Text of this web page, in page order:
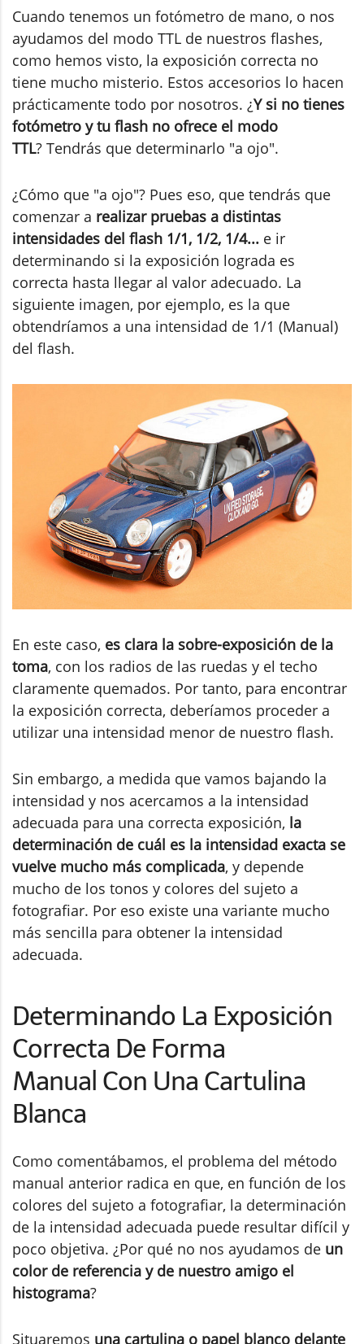
Cuando tenemos un fotómetro de mano, o nos
ayudamos del modo TTL de nuestros flashes,
como hemos visto, la exposición correcta no
tiene mucho misterio. Estos accesorios lo hacen
prácticamente todo por nosotros. ¿Y si no tienes
fotómetro y tu flash no ofrece el modo
TTL? Tendrás que determinarlo "a ojo".
¿Cómo que "a ojo"? Pues eso, que tendrás que
comenzar a realizar pruebas a distintas
intensidades del flash 1/1, 1/2, 1/4... e ir
determinando si la exposición lograda es
correcta hasta llegar al valor adecuado. La
siguiente imagen, por ejemplo, es la que
obtendríamos a una intensidad de 1/1 (Manual)
del flash.
En este caso, es clara la sobre-exposición de la
toma, con los radios de las ruedas y el techo
claramente quemados. Por tanto, para encontrar
la exposición correcta, deberíamos proceder a
utilizar una intensidad menor de nuestro flash.
Sin embargo, a medida que vamos bajando la
intensidad y nos acercamos a la intensidad
adecuada para una correcta exposición, la
determinación de cuál es la intensidad exacta se
vuelve mucho más complicada, y depende
mucho de los tonos y colores del sujeto a
fotografiar. Por eso existe una variante mucho
más sencilla para obtener la intensidad
adecuada.
Determinando La Exposición
Correcta De Forma
Manual Con Una Cartulina
Blanca
Como comentábamos, el problema del método
manual anterior radica en que, en función de los
colores del sujeto a fotografiar, la determinación
de la intensidad adecuada puede resultar difícil y
poco objetiva. ¿Por qué no nos ayudamos de un
color de referencia y de nuestro amigo el
histograma?
Situaremos una cartulina o papel blanco delante